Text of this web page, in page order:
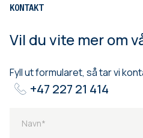
KONTAKT
Vil du vite mer om
Fyll ut formularet, så tar vi
+47 227 21 414